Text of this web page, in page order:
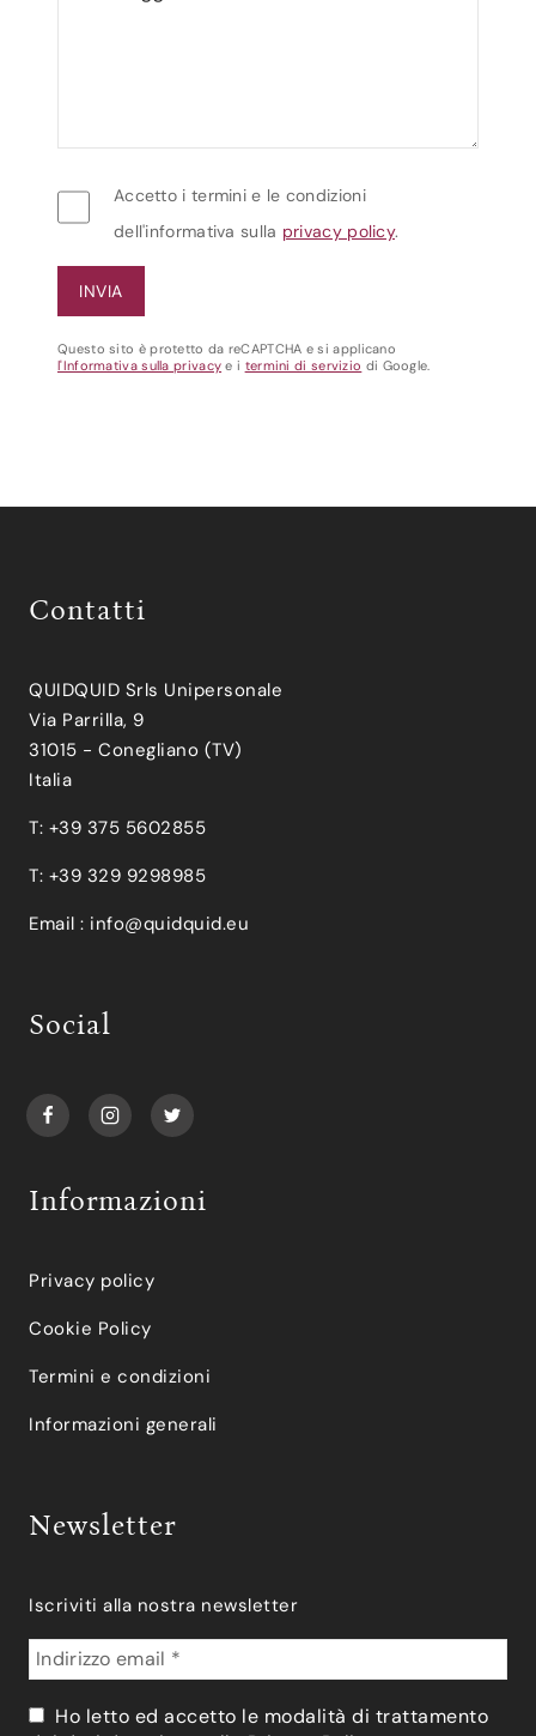
Accetto i termini e le condizioni
dell'informativa sulla privacy policy.
Questo sito è protetto da reCAPTCHA e si applicano
l'Informativa sulla privacy e i termini di servizio di Google.
Contatti
QUIDQUID Srls Unipersonale
Via Parrilla, 9
31015 - Conegliano (TV)
Italia
T: +39 375 5602855
T: +39 329 9298985
Email : info@quidquid.eu
Social
Informazioni
Privacy policy
Cookie Policy
Termini e condizioni
Informazioni generali
Newsletter
Iscriviti alla nostra newsletter
Ho letto ed accetto le modalità di trattamento